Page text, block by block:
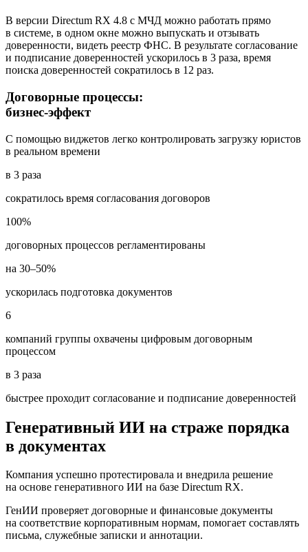
В версии Directum RX 4.8 с МЧД можно работать прямо
в системе, в одном окне можно выпускать и отзывать
доверенности, видеть реестр ФНС. В результате согласование
и подписание доверенностей ускорилось в 3 раза, время
поиска доверенностей сократилось в 12 раз.
Договорные процессы:
бизнес-эффект
С помощью виджетов легко контролировать загрузку юристов
в реальном времени
в 3 раза
сократилось время согласования договоров
100%
договорных процессов регламентированы
на 30–50%
ускорилась подготовка документов
6
компаний группы охвачены цифровым договорным
процессом
в 3 раза
быстрее проходит согласование и подписание доверенностей
Генеративный ИИ на страже порядка
в документах
Компания успешно протестировала и внедрила решение
на основе генеративного ИИ на базе Directum RX.
ГенИИ проверяет договорные и финансовые документы
на соответствие корпоративным нормам, помогает составлять
письма, служебные записки и аннотации.